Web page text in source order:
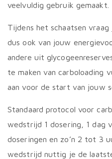
veelvuldig gebruik gemaakt.
Tijdens het schaatsen vraag
dus ook van jouw
andere uit
te maken van carboloading
aan voor de start van jouw
Standaard protocol voor
wedstrijd 1 dosering, 1 dag
doseringen en zo’n 2 tot 3
wedstrijd nuttig je de